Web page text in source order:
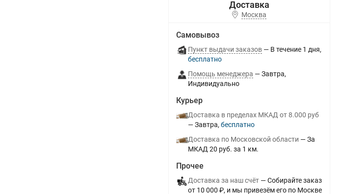
Москва
Самовывоз
Пункт выдачи заказов В течение 1 дня
Бесплатно
Помощь менеджера
Завтра
Индивидуально
Курьер
Доставка в пределах МКАД от 8.000 руб
Завтра
Бесплатно
Доставка по Московской области
За
МКАД 20 руб. за 1 км.
Прочее
Доставка за наш счёт
Собирайте заказ
от 10 000 ₽, и мы привезём его по Москве